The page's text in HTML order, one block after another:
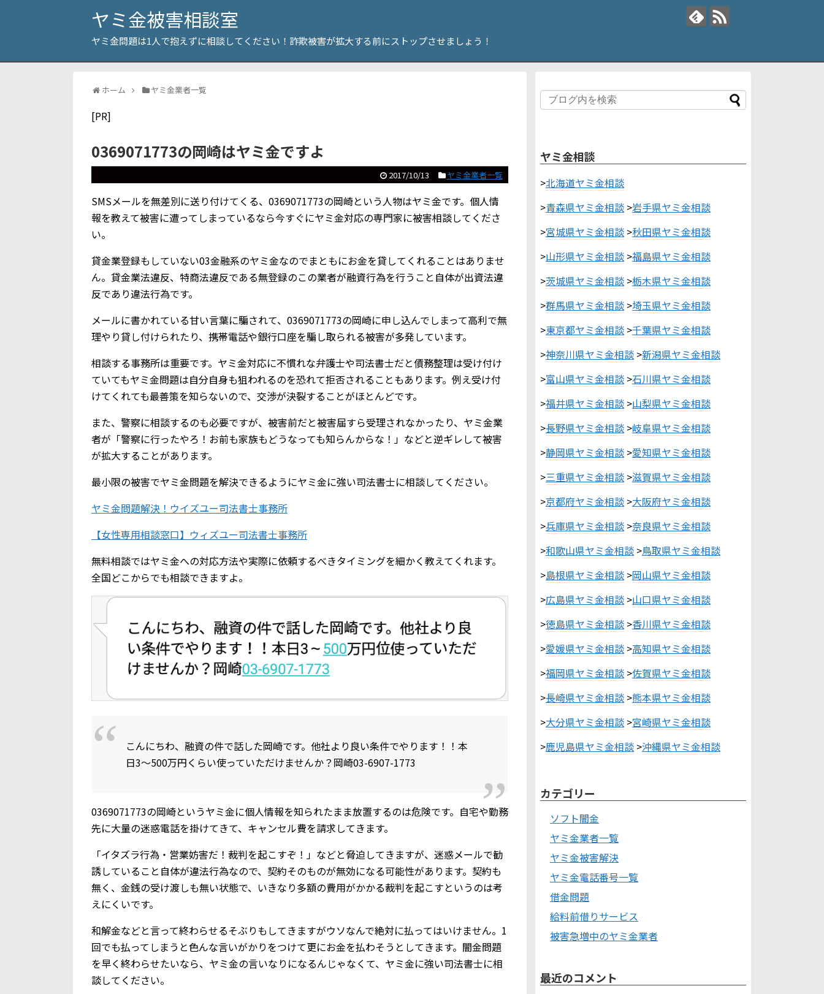
ヤミ金被害相談室
ヤミ金問題は1人で抱えずに相談してください！詐欺被害が拡大する前にストップさせましょう！
ホーム ヤミ金業者一覧
[PR]
0369071773の岡崎はヤミ金ですよ
2017/10/13 ヤミ金業者一覧
SMSメールを無差別に送り付けてくる、0369071773の岡崎という人物はヤミ金です。個人情
報を教えて被害に遭ってしまっているなら今すぐにヤミ金対応の専門家に被害相談してくださ
い。
貸金業登録もしていない03金融系のヤミ金なのでまともにお金を貸してくれることはありませ
ん。貸金業法違反、特商法違反である無登録のこの業者が融資行為を行うこと自体が出資法違
反であり違法行為です。
メールに書かれている甘い言葉に騙されて、0369071773の岡崎に申し込んでしまって高利で無
理やり貸し付けられたり、携帯電話や銀行口座を騙し取られる被害が多発しています。
相談する事務所は重要です。ヤミ金対応に不慣れな弁護士や司法書士だと債務整理は受け付け
ていてもヤミ金問題は自分自身も狙われるのを恐れて拒否されることもあります。例え受け付
けてくれても最善策を知らないので、交渉が決裂することがほとんどです。
また、警察に相談するのも必要ですが、被害前だと被害届すら受理されなかったり、ヤミ金業
者が「警察に行ったやろ！お前も家族もどうなっても知らんからな！」などと逆ギレして被害
が拡大することがあります。
最小限の被害でヤミ金問題を解決できるようにヤミ金に強い司法書士に相談してください。
ヤミ金問題解決！ウイズユー司法書士事務所
【女性専用相談窓口】ウィズユー司法書士事務所
無料相談ではヤミ金への対応方法や実際に依頼するべきタイミングを細かく教えてくれます。
全国どこからでも相談できますよ。
こんにちわ、融資の件で話した岡崎です。他社より良い条件でやります！！本
日3～500万円くらい使っていただけませんか？岡崎03-6907-1773
0369071773の岡崎というヤミ金に個人情報を知られたまま放置するのは危険です。自宅や勤務
先に大量の迷惑電話を掛けてきて、キャンセル費を請求してきます。
「イタズラ行為・営業妨害だ！裁判を起こすぞ！」などと脅迫してきますが、迷惑メールで勧
誘していること自体が違法行為なので、契約そのものが無効になる可能性があります。契約も
無く、金銭の受け渡しも無い状態で、いきなり多額の費用がかかる裁判を起こすというのは考
えにくいです。
和解金などと言って終わらせるそぶりもしてきますがウソなんで絶対に払ってはいけません。1
回でも払ってしまうと色んな言いがかりをつけて更にお金を払わそうとしてきます。闇金問題
を早く終わらせたいなら、ヤミ金の言いなりになるんじゃなくて、ヤミ金に強い司法書士に相
談してください。
ヤミ金相談
>北海道ヤミ金相談
>青森県ヤミ金相談 >岩手県ヤミ金相談
>宮城県ヤミ金相談 >秋田県ヤミ金相談
>山形県ヤミ金相談 >福島県ヤミ金相談
>茨城県ヤミ金相談 >栃木県ヤミ金相談
>群馬県ヤミ金相談 >埼玉県ヤミ金相談
>東京都ヤミ金相談 >千葉県ヤミ金相談
>神奈川県ヤミ金相談 >新潟県ヤミ金相談
>富山県ヤミ金相談 >石川県ヤミ金相談
>福井県ヤミ金相談 >山梨県ヤミ金相談
>長野県ヤミ金相談 >岐阜県ヤミ金相談
>静岡県ヤミ金相談 >愛知県ヤミ金相談
>三重県ヤミ金相談 >滋賀県ヤミ金相談
>京都府ヤミ金相談 >大阪府ヤミ金相談
>兵庫県ヤミ金相談 >奈良県ヤミ金相談
>和歌山県ヤミ金相談 >鳥取県ヤミ金相談
>島根県ヤミ金相談 >岡山県ヤミ金相談
>広島県ヤミ金相談 >山口県ヤミ金相談
>徳島県ヤミ金相談 >香川県ヤミ金相談
>愛媛県ヤミ金相談 >高知県ヤミ金相談
>福岡県ヤミ金相談 >佐賀県ヤミ金相談
>長崎県ヤミ金相談 >熊本県ヤミ金相談
>大分県ヤミ金相談 >宮崎県ヤミ金相談
>鹿児島県ヤミ金相談 >沖縄県ヤミ金相談
カテゴリー
ソフト闇金
ヤミ金業者一覧
ヤミ金被害解決
ヤミ金電話番号一覧
借金問題
給料前借りサービス
被害急増中のヤミ金業者
最近のコメント